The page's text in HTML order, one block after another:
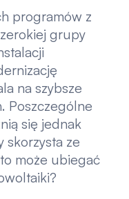
programów z
grupy
na szybsze
Poszczególne
się jednak
skorzysta ze
może ubiegać